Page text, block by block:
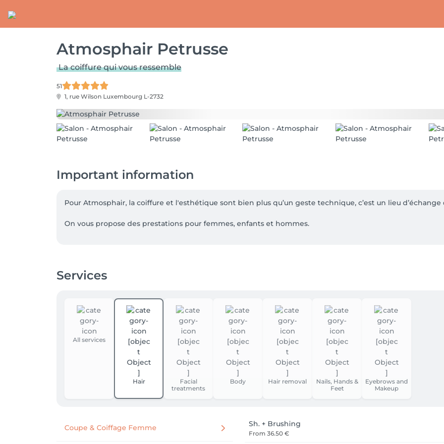
Atmosphair Petrusse
La coiffure qui vous ressemble
51
1, rue Wilson Luxembourg L-2732
Important information
Pour Atmosphair, la coiffure et l'esthétique sont bien plus qu’un geste technique, c’est un lieu
On vous propose des prestations pour femmes, enfants et hommes.
Services
All services
Hair
Facial
treatments
Body Hair removal
Nails, Hands &
Feet
Eyebrows and
Makeup
Coupe & Coiffage Femme Sh. + Brushing
From 36.50 €